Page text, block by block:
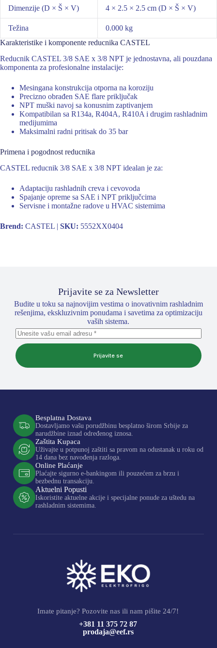
Dimenzije (D × Š × V) 4 × 2.5 × 2.5 cm (D × Š × V)
Težina
0.000 kg
Karakteristike i komponente reducnika CASTEL
Reducnik CASTEL 3/8 SAE x 3/8 NPT je jednostavna, ali pouzdana
komponenta za profesionalne instalacije:
Mesingana konstrukcija otporna na koroziju
Precizno obrađen SAE flare priključak
NPT muški navoj sa konusnim zaptivanjem
Kompatibilan sa R134a, R404A, R410A i drugim rashladnim
medijumima
Maksimalni radni pritisak do 35 bar
Primena i pogodnost reducnika
CASTEL reducnik 3/8 SAE x 3/8 NPT idealan je za:
Adaptaciju rashladnih creva i cevovoda
Spajanje opreme sa SAE i NPT priključcima
Servisne i montažne radove u HVAC sistemima
Brend: CASTEL | SKU: 5552XX0404
Prijavite se za Newsletter
Budite u toku sa najnovijim vestima o inovativnim rashladnim
rešenjima, ekskluzivnim ponudama i savetima za optimizaciju
vaših sistema.
Prijavite se
Besplatna Dostava
Dostavljamo vašu porudžbinu besplatno širom Srbije za
narudžbine iznad određenog iznosa.
Zaštita Kupaca
Uživajte u potpunoj zaštiti sa pravom na odustanak u roku od
14 dana bez navođenja razloga.
Online Plaćanje
Plaćajte sigurno e-bankingom ili pouzećem za brzu i
bezbednu transakciju.
Aktuelni Popusti
Iskoristite aktuelne akcije i specijalne ponude za uštedu na
rashladnim sistemima.
Imate pitanje? Pozovite nas ili nam pišite 24/7!
+381 11 375 72 87
prodaja@eef.rs